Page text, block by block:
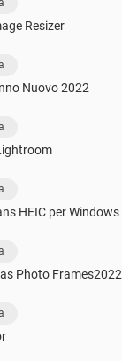
Resizer
Nuovo 2022
HEIC per Windows
Photo Frames2022